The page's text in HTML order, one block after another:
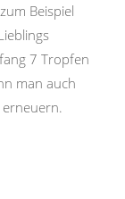
Beispiel
7 Tropfen
man auch